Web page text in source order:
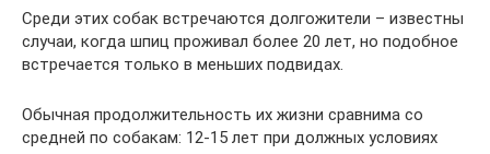
Среди этих собак встречаются долгожители – известны
случаи, когда шпиц проживал более 20 лет, но подобное
встречается только в меньших подвидах.
Обычная продолжительность их жизни сравнима со
средней по собакам: 12-15 лет при должных условиях